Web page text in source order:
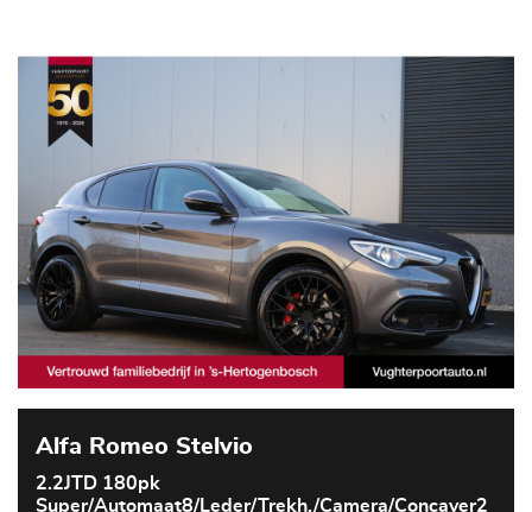
Alfa Romeo Stelvio
2.2JTD 180pk
Super/Automaat8/Leder/Trekh./Camera/Concaver2